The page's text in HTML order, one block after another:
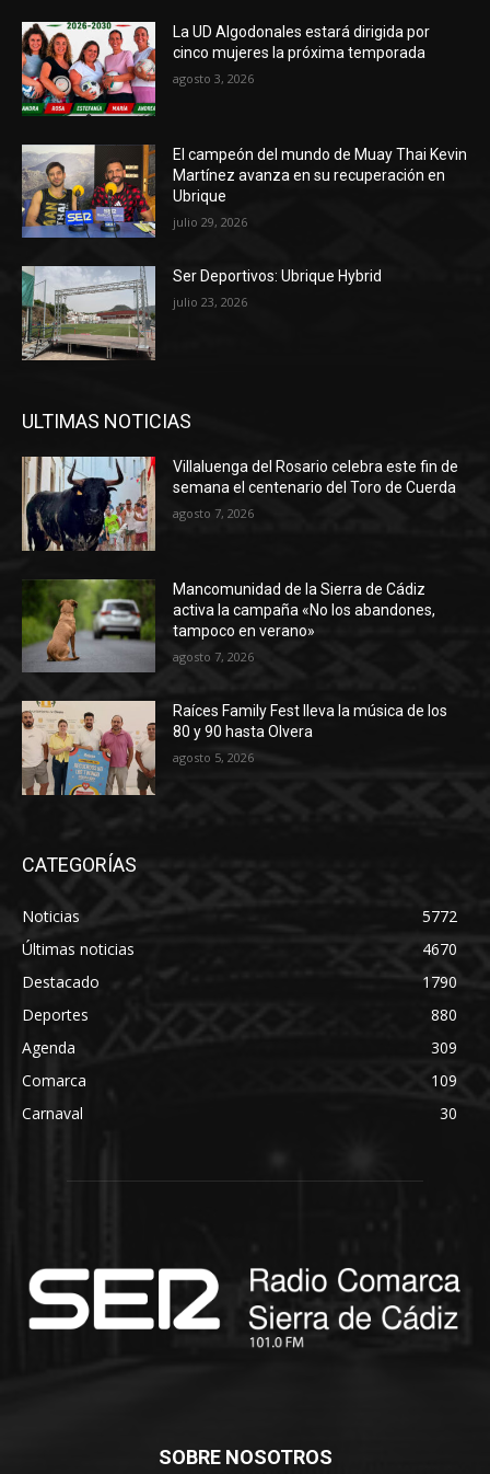
La UD Algodonales estará dirigida por
cinco mujeres la próxima temporada
agosto 3, 2026
El campeón del mundo de Muay Thai Kevin
Martínez avanza en su recuperación en
Ubrique
julio 29, 2026
Ser Deportivos: Ubrique Hybrid
julio 23, 2026
ULTIMAS NOTICIAS
Villaluenga del Rosario celebra este fin de
semana el centenario del Toro de Cuerda
agosto 7, 2026
Mancomunidad de la Sierra de Cádiz
activa la campaña «No los abandones,
tampoco en verano»
agosto 7, 2026
Raíces Family Fest lleva la música de los
80 y 90 hasta Olvera
agosto 5, 2026
CATEGORÍAS
Noticias
5772
Últimas noticias
4670
Destacado
1790
Deportes
880
Agenda
309
Comarca
109
Carnaval
30
SOBRE NOSOTROS